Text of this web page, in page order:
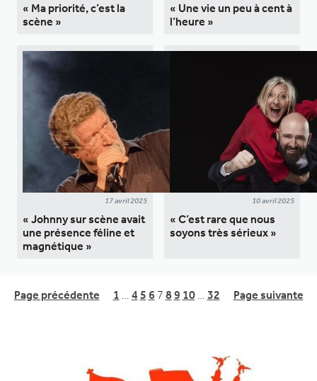
« Ma priorité, c’est la
scène »
« Une vie un peu à cent à
l’heure »
17 avril 2025
« Johnny sur scène avait
une présence féline et
magnétique »
10 avril 2025
« C’est rare que nous
soyons très sérieux »
Page précédente 1 4 5 6 7 8 9 10 32 Page suivante